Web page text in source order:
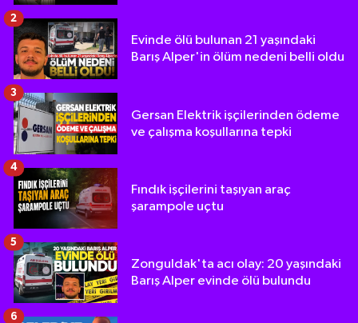
Evinde ölü bulunan 21 yaşındaki
Barış Alper'in ölüm nedeni belli oldu
2
Gersan Elektrik işçilerinden ödeme
ve çalışma koşullarına tepki
3
Fındık işçilerini taşıyan araç
şarampole uçtu
4
Zonguldak'ta acı olay: 20 yaşındaki
Barış Alper evinde ölü bulundu
5
6